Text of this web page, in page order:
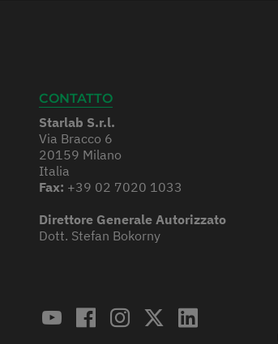
CONTATTO
Starlab S.r.l.
Via Bracco 6
20159 Milano
Italia
Fax: +39 02 7020 1033
Direttore Generale Autorizzato
Dott. Stefan Bokorny